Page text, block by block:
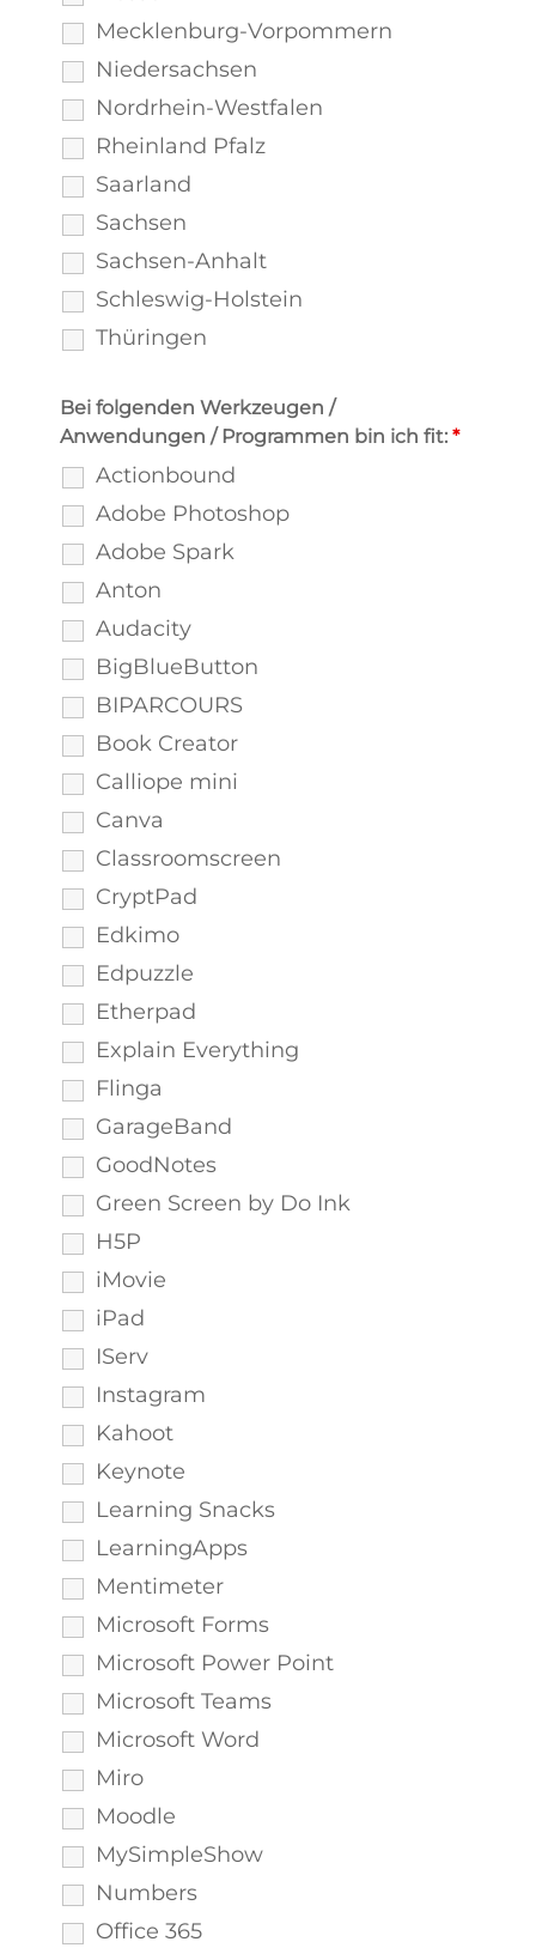
Mecklenburg-Vorpommern
Niedersachsen
Nordrhein-Westfalen
Rheinland Pfalz
Saarland
Sachsen
Sachsen-Anhalt
Schleswig-Holstein
Thüringen
Bei folgenden Werkzeugen /
Anwendungen / Programmen bin ich fit: *
Actionbound
Adobe Photoshop
Adobe Spark
Anton
Audacity
BigBlueButton
BIPARCOURS
Book Creator
Calliope mini
Canva
Classroomscreen
CryptPad
Edkimo
Edpuzzle
Etherpad
Explain Everything
Flinga
GarageBand
GoodNotes
Green Screen by Do Ink
H5P
iMovie
iPad
IServ
Instagram
Kahoot
Keynote
Learning Snacks
LearningApps
Mentimeter
Microsoft Forms
Microsoft Power Point
Microsoft Teams
Microsoft Word
Miro
Moodle
MySimpleShow
Numbers
Office 365